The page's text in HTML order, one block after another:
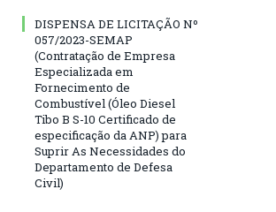
DISPENSA DE LICITAÇÃO Nº
057/2023-SEMAP
(Contratação de Empresa
Especializada em
Fornecimento de
Combustível (Óleo Diesel
Tibo B S-10 Certificado de
especificação da ANP) para
Suprir As Necessidades do
Departamento de Defesa
Civil)